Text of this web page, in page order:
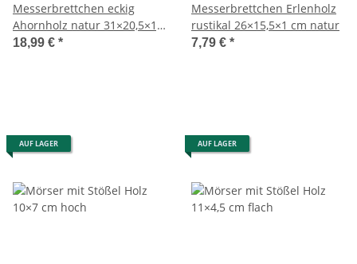
Messerbrettchen eckig
Ahornholz natur 31×20,5×1,5
cm
18,99 € *
Messerbrettchen Erlenholz
rustikal 26×15,5×1 cm natur
7,79 € *
AUF LAGER AUF LAGER